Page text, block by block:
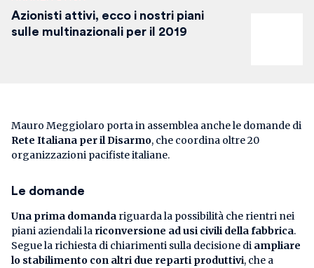
Azionisti attivi, ecco i nostri piani
sulle multinazionali per il 2019
Mauro Meggiolaro porta in assemblea anche le domande di
Rete Italiana per il Disarmo, che coordina oltre 20
organizzazioni pacifiste italiane.
Le domande
Una prima domanda riguarda la possibilità che rientri nei
piani aziendali la riconversione ad usi civili della fabbrica.
Segue la richiesta di chiarimenti sulla decisione di ampliare
lo stabilimento con altri due reparti produttivi, che a